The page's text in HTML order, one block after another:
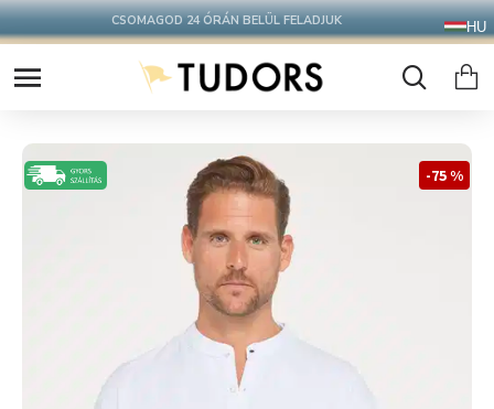
CSOMAGOD 24 ÓRÁN BELÜL FELADJUK HU
-75 %